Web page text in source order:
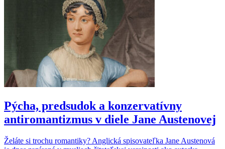
Pýcha, predsudok a konzervatívny
antiromantizmus v diele Jane Austenovej
Želáte si trochu romantiky? Anglická spisovateľka Jane Austenová